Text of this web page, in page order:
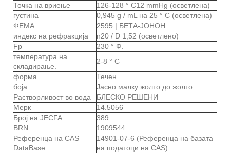
Точка на вриење
126-128 ° C12 mmHg (осветлена)
густина
0,945 g / mL на 25 ° C (осветлена)
ФЕМА
2595 | БЕТА-ЈОНОН
индекс на рефракција
n20 / D 1,52 (осветлено)
Fp
230 ° Ф.
температура на
складирање.
2-8 ° С
форма
Течен
боја
Јасно малку жолто до жолто
Растворливост во вода
БЛЕСКО РЕШЕНИ
Мерк
14.5056
Број на JECFA
389
BRN
1909544
Референца на CAS
DataBase
14901-07-6 (Референца на базата
на податоци на CAS)